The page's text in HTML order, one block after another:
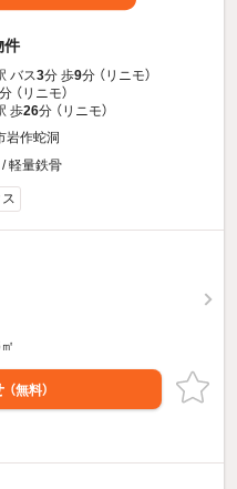
件
バス3分 歩9分 （リニモ）
分 （リニモ）
歩26分 （リニモ）
岩作蛇洞
軽量鉄骨
（無料）